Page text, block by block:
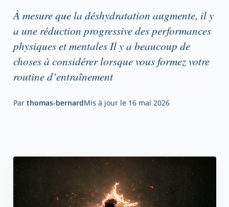
À mesure que la déshydratation augmente, il y
a une réduction progressive des performances
physiques et mentales Il y a beaucoup de
choses à considérer lorsque vous formez votre
routine d’entraînement
Par thomas-bernardMis à jour le 16 mai 2026